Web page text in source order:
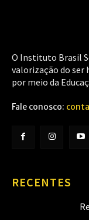
O Instituto Brasil
valorização do ser
por meio da
Fale conosco:
RECENTES